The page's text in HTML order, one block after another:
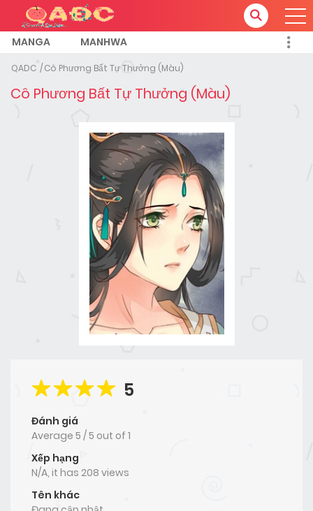
MANGA MANHWA
QADC Cô Phương Bất Tự Thưởng (Màu)
Cô Phương Bất Tự Thưởng (Màu)
5
Đánh giá
Average 5 /5 out of 1
Xếp hạng
N/A, it has 208 views
Tên khác